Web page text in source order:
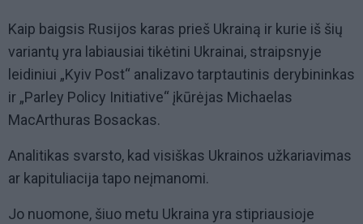
Kaip baigsis Rusijos karas prieš Ukrainą ir kurie iš šių
variantų yra labiausiai tikėtini Ukrainai, straipsnyje
leidiniui „Kyiv Post“ analizavo tarptautinis derybininkas
ir „Parley Policy Initiative“ įkūrėjas Michaelas
MacArthuras Bosackas.
Analitikas svarsto, kad visiškas Ukrainos užkariavimas
ar kapituliacija tapo neįmanomi.
Jo nuomone, šiuo metu Ukraina yra stipriausioje